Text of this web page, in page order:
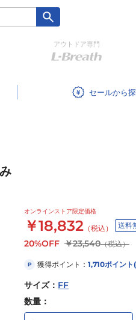
アウトドア専門
セール
オンラインストア限定価格
￥18,832 （税込） 送料
20%OFF ￥23,540（税込）
P 獲得ポイント： 1,710ポイント
サイズ： FF
数量：